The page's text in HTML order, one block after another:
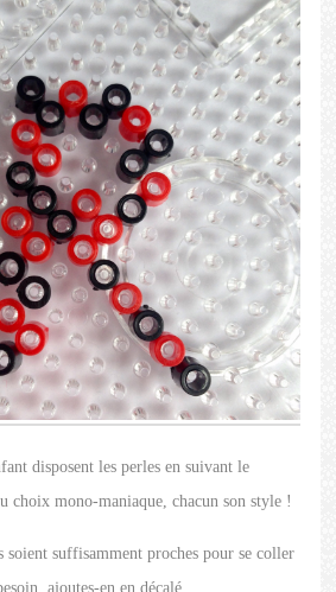
disposent les perles en suivant le
choix mono-maniaque, chacun son style !
soient suffisamment proches pour se coller
ajoutes-en en décalé.